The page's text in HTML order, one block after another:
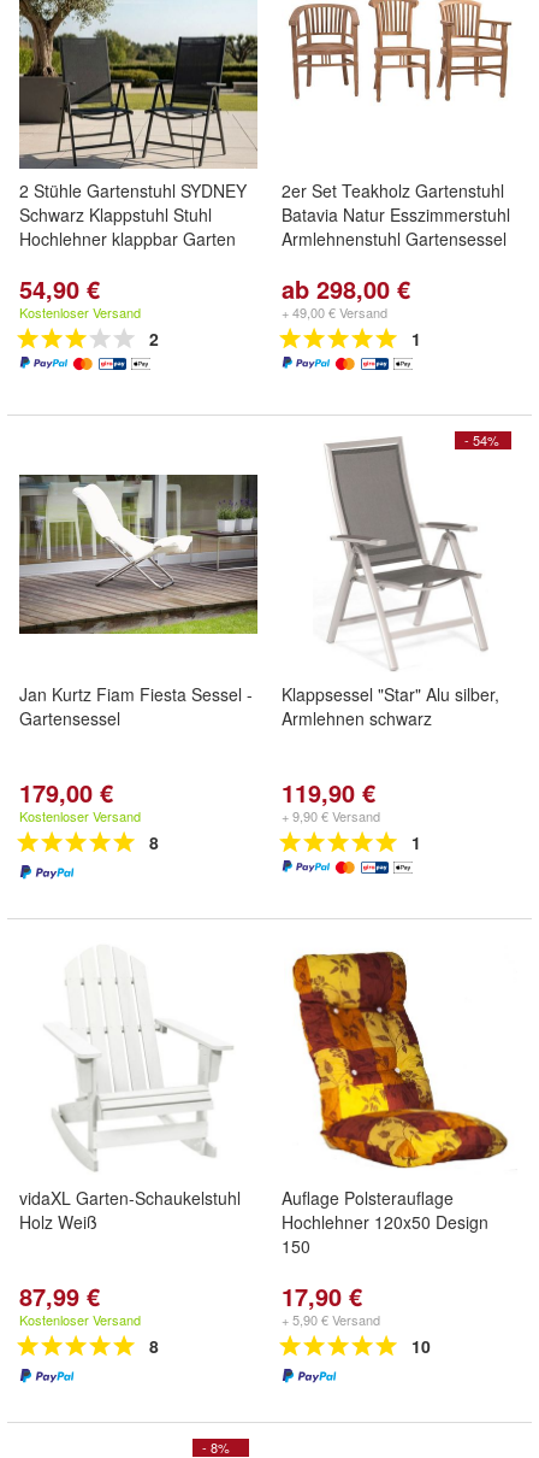
2 Stühle Gartenstuhl SYDNEY
Schwarz Klappstuhl Stuhl
Hochlehner klappbar Garten
54,90 €
Kostenloser Versand
2
2er Set Teakholz Gartenstuhl
Batavia Natur Esszimmerstuhl
Armlehnenstuhl Gartensessel
ab 298,00 €
+ 49,00 € Versand
1
Jan Kurtz Fiam Fiesta Sessel -
Gartensessel
179,00 €
Kostenloser Versand
8
- 54%
Klappsessel "Star" Alu silber,
Armlehnen schwarz
119,90 €
+ 9,90 € Versand
1
vidaXL Garten-Schaukelstuhl
Holz Weiß
87,99 €
Kostenloser Versand
8
Auflage Polsterauflage
Hochlehner 120x50 Design
150
17,90 €
+ 5,90 € Versand
10
- 8%